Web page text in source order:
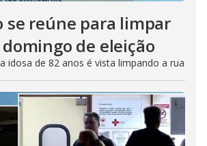
se reúne para limpar
de eleição
idosa de 82 anos é vista limpando a rua